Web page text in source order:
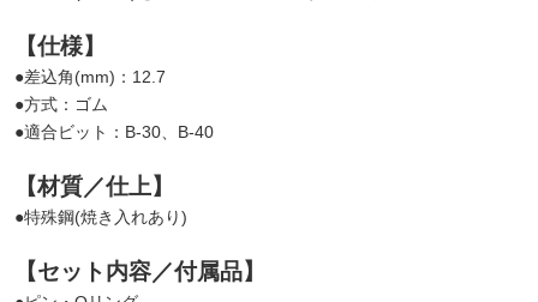
【仕様】
●差込角(mm)：12.7
●方式：ゴム
●適合ビット：B-30、B-40
【材質／仕上】
●特殊鋼(焼き入れあり)
【セット内容／付属品】